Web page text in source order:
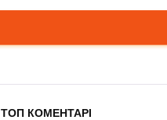
ТОП КОМЕНТАРІ